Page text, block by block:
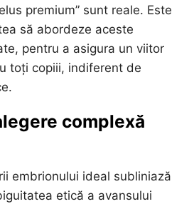
premium” sunt reale. Este
să abordeze aceste
pentru a asigura un viitor
toți copiii, indiferent de
complexă
embrionului ideal subliniază
etică a avansului